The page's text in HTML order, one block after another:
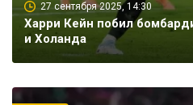
27 сентября 2025, 14:30
Харри Кейн побил
и Холанда